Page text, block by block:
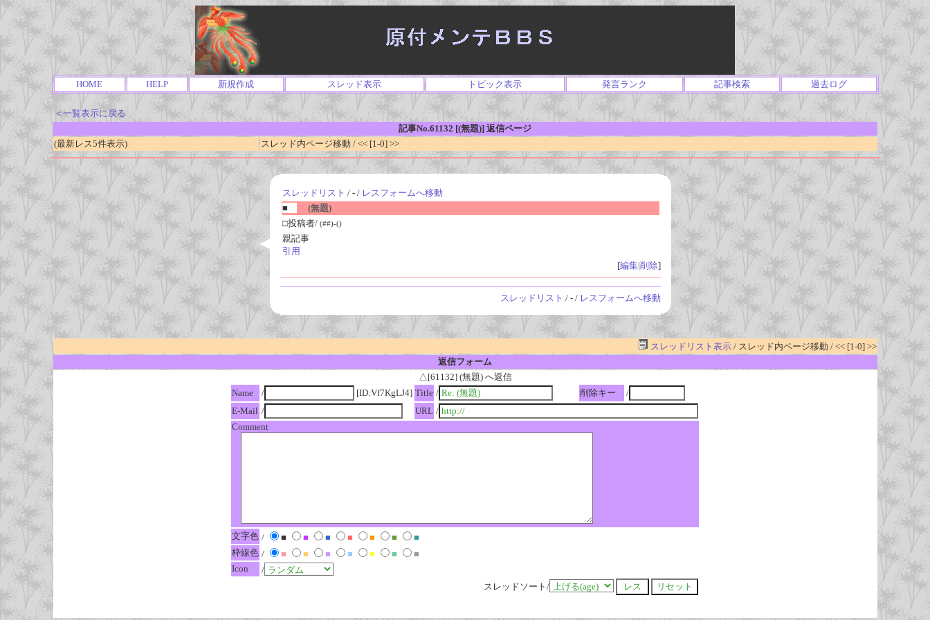
HOME HELP 新規作成 スレッド表示 トピック表示 発言ランク 記事検索 過去ログ
＜一覧表示に戻る
記事No.61132 [(無題)] 返信ページ
(最新レス5件表示)
スレッド内ページ移動 / << [1-0] >>
スレッドリスト / - / レスフォームへ移動
■
(無題)
□投稿者/ (##)-()
親記事
引用
[編集|削除]
スレッドリスト / - / レスフォームへ移動
スレッドリスト表示/ スレッド内ページ移動 / << [1-0] >>
返信フォーム
△[61132] (無題) へ返信
Name
/ [ID:Vf7KgLJ4] Title / 削除キー
/
E-Mail / URL /
Comment
文字色 / ■ ■ ■ ■ ■ ■
■
枠線色 / ■ ■ ■ ■ ■ ■
■
Icon
/
スレッドソート/